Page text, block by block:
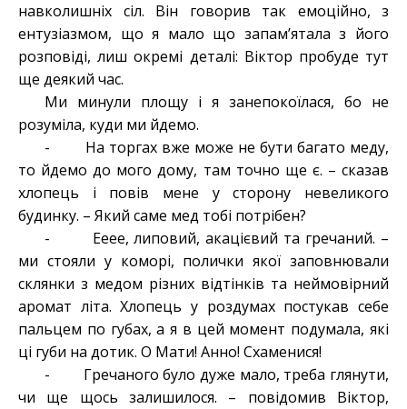
навколишніх сіл. Він говорив так емоційно, з
ентузіазмом, що я мало що запам’ятала з його
розповіді, лиш окремі деталі: Віктор пробуде тут
ще деякий час.
Ми минули площу і я занепокоїлася, бо не
розуміла, куди ми йдемо.
- На торгах вже може не бути багато меду,
то йдемо до мого дому, там точно ще є. – сказав
хлопець і повів мене у сторону невеликого
будинку. – Який саме мед тобі потрібен?
- Ееее, липовий, акацієвий та гречаний. –
ми стояли у коморі, полички якої заповнювали
склянки з медом різних відтінків та неймовірний
аромат літа. Хлопець у роздумах постукав себе
пальцем по губах, а я в цей момент подумала, які
ці губи на дотик. О Мати! Анно! Схаменися!
- Гречаного було дуже мало, треба глянути,
чи ще щось залишилося. – повідомив Віктор,